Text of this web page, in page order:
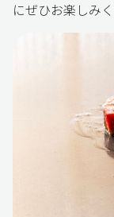
にぜひお楽しみく